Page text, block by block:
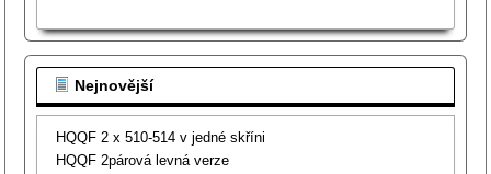
Nejnovější
HQQF 2 x 510-514 v jedné skříni
HQQF 2párová levná verze